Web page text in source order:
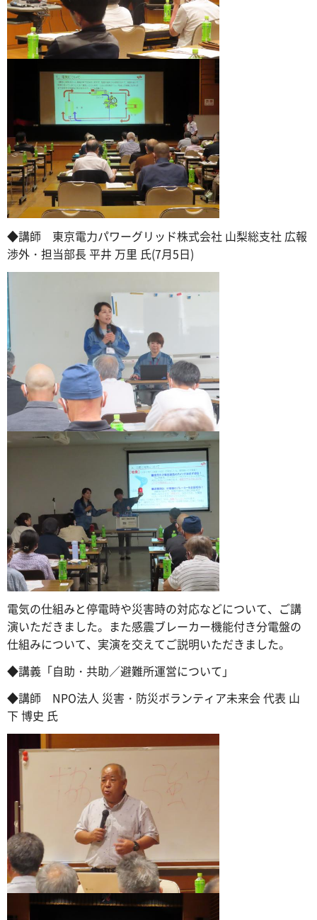
◆講師 東京電力パワーグリッド株式会社 山梨総支社 広報
渉外・担当部長 平井 万里 氏(7月5日)
電気の仕組みと停電時や災害時の対応などについて、ご講
演いただきました。また感震ブレーカー機能付き分電盤の
仕組みについて、実演を交えてご説明いただきました。
◆講義「自助・共助／避難所運営について」
◆講師 NPO法人 災害・防災ボランティア未来会 代表 山
下 博史 氏